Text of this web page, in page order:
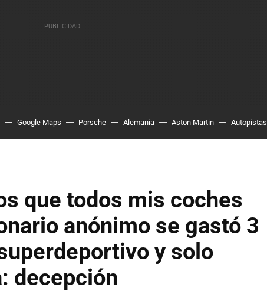
Google Maps Porsche Alemania Aston Martin Autopistas
que todos mis coches
anónimo se gastó 3
y solo
decepción